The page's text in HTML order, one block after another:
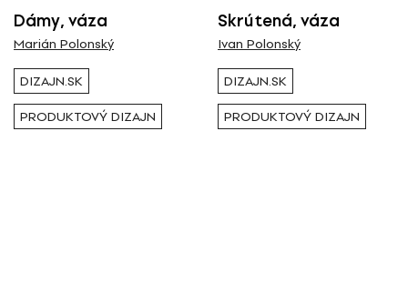
Dámy, váza
Marián Polonský
DIZAJN.SK
PRODUKTOVÝ DIZAJN
Skrútená, váza
Ivan Polonský
DIZAJN.SK
PRODUKTOVÝ DIZAJN